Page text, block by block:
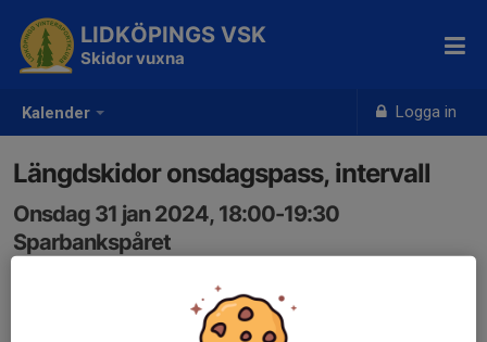
Kalender Logga in
LIDKÖPINGS VSK
Skidor vuxna
Längdskidor onsdagspass, intervall
Onsdag 31 jan 2024, 18:00-19:30
Sparbankspåret